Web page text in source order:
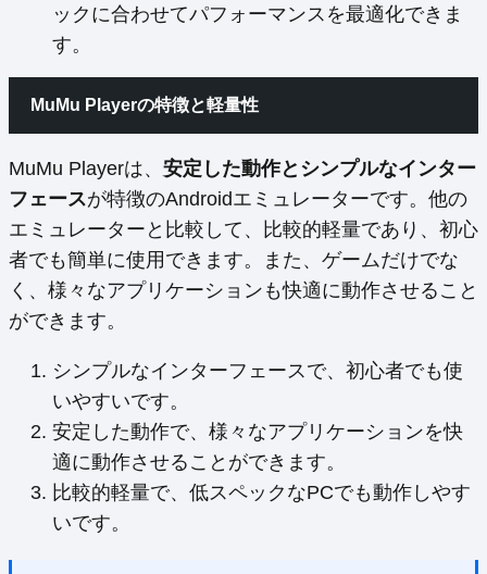
ックに合わせてパフォーマンスを最適化できま
す。
MuMu Playerの特徴と軽量性
MuMu Playerは、 安定した動作とシンプルなインター
フェースが特徴のAndroidエミュレーターです。他の
エミュレーターと比較して、比較的軽量であり、初心
者でも簡単に使用できます。また、ゲームだけでな
く、様々なアプリケーションも快適に動作させること
ができます。
シンプルなインターフェースで、初心者でも使
いやすいです。
安定した動作で、様々なアプリケーションを快
適に動作させることができます。
比較的軽量で、低スペックなPCでも動作しやす
いです。